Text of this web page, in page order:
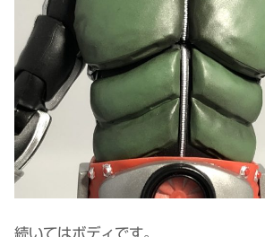
続いてはボディです。